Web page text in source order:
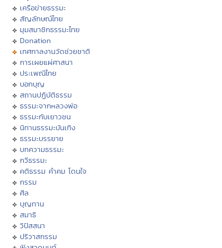
เครือข่ายธรรมะ
สัญลักษณ์ไทย
มุมสมาชิกธรรมะไทย
Donation
เทศกาลงานวัดช่วยชาติ
การเผยแผ่ศาสนา
ประเพณีไทย
บอกบุญ
สถานปฏิบัติธรรม
ธรรมะจากหลวงพ่อ
ธรรมะกับเยาวชน
นิทานธรรมะบันเทิง
ธรรมะบรรยาย
บทความธรรมะ
กวีธรรมะ
คติธรรม คำคม โดนใจ
กรรม
ศีล
บุญทาน
สมาธิ
วิปัสสนา
ปริวาสกรรม